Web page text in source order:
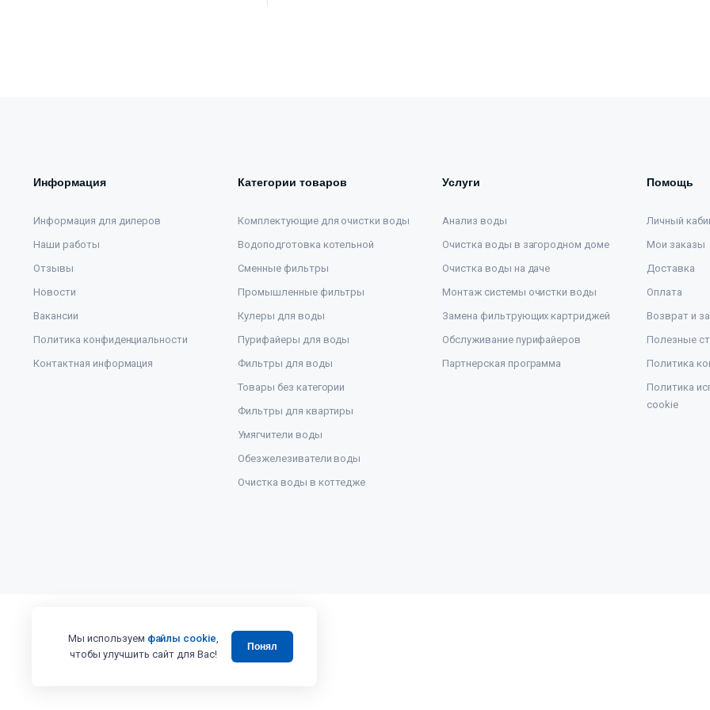
Информация
Информация для дилеров
Наши работы
Отзывы
Новости
Вакансии
Политика конфиденциальности
Контактная информация
Категории товаров
Комплектующие для очистки воды
Водоподготовка котельной
Сменные фильтры
Промышленные фильтры
Кулеры для воды
Пурифайеры для воды
Фильтры для воды
Товары без категории
Фильтры для квартиры
Умягчители воды
Обезжелезиватели воды
Очистка воды в коттедже
Услуги
Анализ воды
Очистка воды в загородном доме
Очистка воды на даче
Монтаж системы очистки воды
Замена фильтрующих картриджей
Обслуживание пурифайеров
Партнерская программа
Помощь
Личный
Мои заказы
Доставка
Оплата
Возврат и
Полезные
Политика
Политика
cookie
Мы используем файлы cookie,
чтобы улучшить сайт для Вас!
Понял